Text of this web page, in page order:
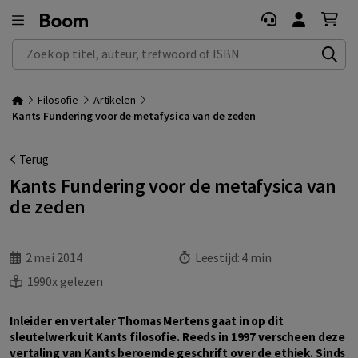
Zoek op titel, auteur, trefwoord of ISBN
Filosofie
Artikelen
Kants Fundering voor de metafysica van de zeden
Terug
Kants Fundering voor de metafysica van
de zeden
2 mei 2014 Leestijd: 4 min
1990x gelezen
Inleider en vertaler Thomas Mertens gaat in op dit
sleutelwerk uit Kants filosofie. Reeds in 1997 verscheen deze
vertaling van Kants beroemde geschrift over de ethiek. Sinds